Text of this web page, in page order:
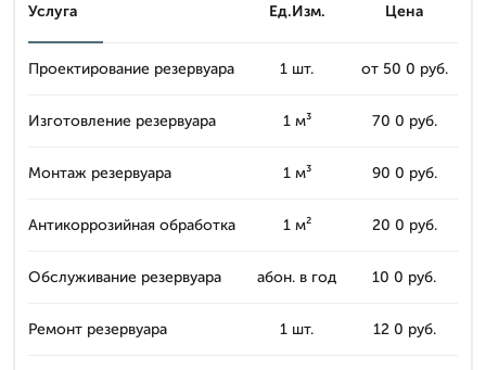
Услуга Ед.Изм. Цена
Проектирование резервуара 1 шт. от 50 0 руб.
Изготовление резервуара 1 м³ 70 0 руб.
Монтаж резервуара 1 м³ 90 0 руб.
Антикоррозийная обработка 1 м² 20 0 руб.
Обслуживание резервуара абон. в год 10 0 руб.
Ремонт резервуара 1 шт. 12 0 руб.